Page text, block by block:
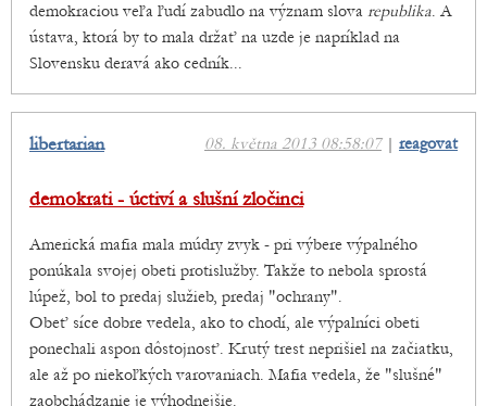
demokraciou veľa ľudí zabudlo na význam slova republika. A
ústava, ktorá by to mala držať na uzde je napríklad na
Slovensku deravá ako cedník...
08. května 2013 08:58:07| reagovat
libertarian
demokrati - úctiví a slušní zločinci
Americká mafia mala múdry zvyk - pri výbere výpalného
ponúkala svojej obeti protislužby. Takže to nebola sprostá
lúpež, bol to predaj služieb, predaj "ochrany".
Obeť síce dobre vedela, ako to chodí, ale výpalníci obeti
ponechali aspon dôstojnosť. Krutý trest neprišiel na začiatku,
ale až po niekoľkých varovaniach. Mafia vedela, že "slušné"
zaobchádzanie je výhodnejšie.